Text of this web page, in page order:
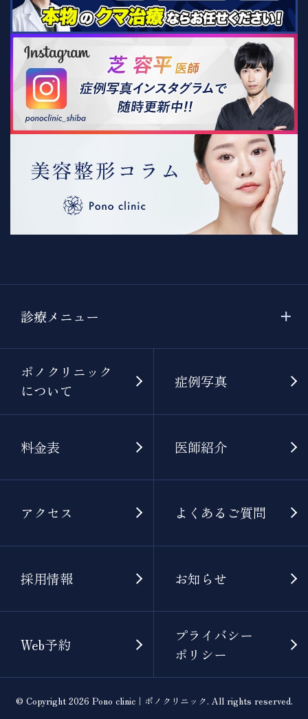
診療メニュー
ポノクリニック
について
症例写真
料金表 医師紹介
アクセス よくあるご質問
採用情報 お知らせ
Web予約
プライバシー
ポリシー
© Copyright 2026 Pono clinic｜ポノクリニック. All rights reserved.